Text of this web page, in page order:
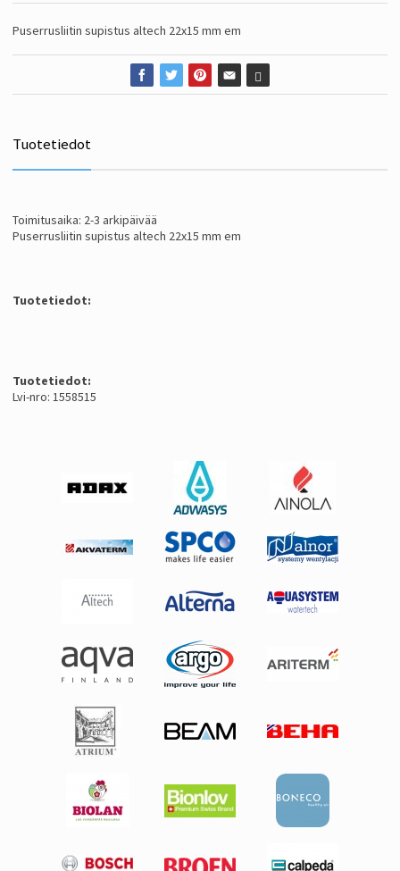
Puserrusliitin supistus altech 22x15 mm em
Tuotetiedot
Toimitusaika: 2-3 arkipäivää
Puserrusliitin supistus altech 22x15 mm em
Tuotetiedot:
Tuotetiedot:
Lvi-nro: 1558515